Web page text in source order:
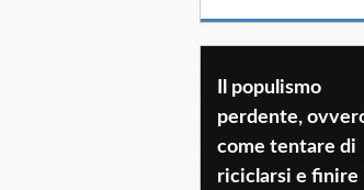
Il populismo
perdente,
come tentare di
riciclarsi e finire